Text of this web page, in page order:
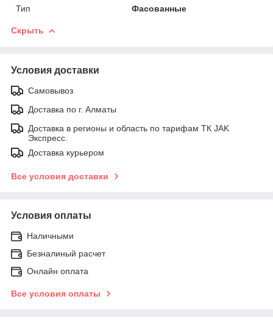
Тип
Фасованные
Скрыть
Условия доставки
Самовывоз
Доставка по г. Алматы
Доставка в регионы и область по тарифам ТК JAK
Экспресс.
Доставка курьером
Все условия доставки
Условия оплаты
Наличными
Безналиный расчет
Онлайн оплата
Все условия оплаты